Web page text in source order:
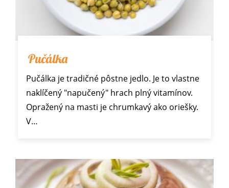
Pučálka
Pučálka je tradičné pôstne jedlo. Je to vlastne
naklíčený "napučený" hrach plný vitamínov.
Opražený na masti je chrumkavý ako oriešky.
V…